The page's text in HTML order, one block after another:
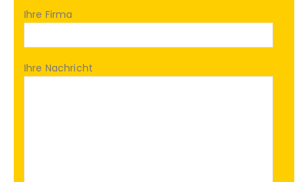
Ihre Firma
Ihre Nachricht